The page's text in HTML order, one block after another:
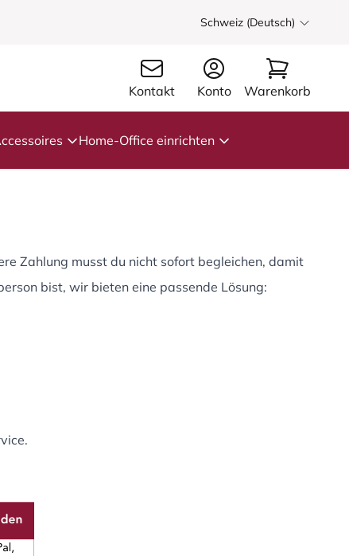
Schweiz (Deutsch)
Kontakt Konto Warenkorb
Home-Office einrichten
Zahlung musst du nicht sofort begleichen, damit
bist, wir bieten eine passende Lösung: